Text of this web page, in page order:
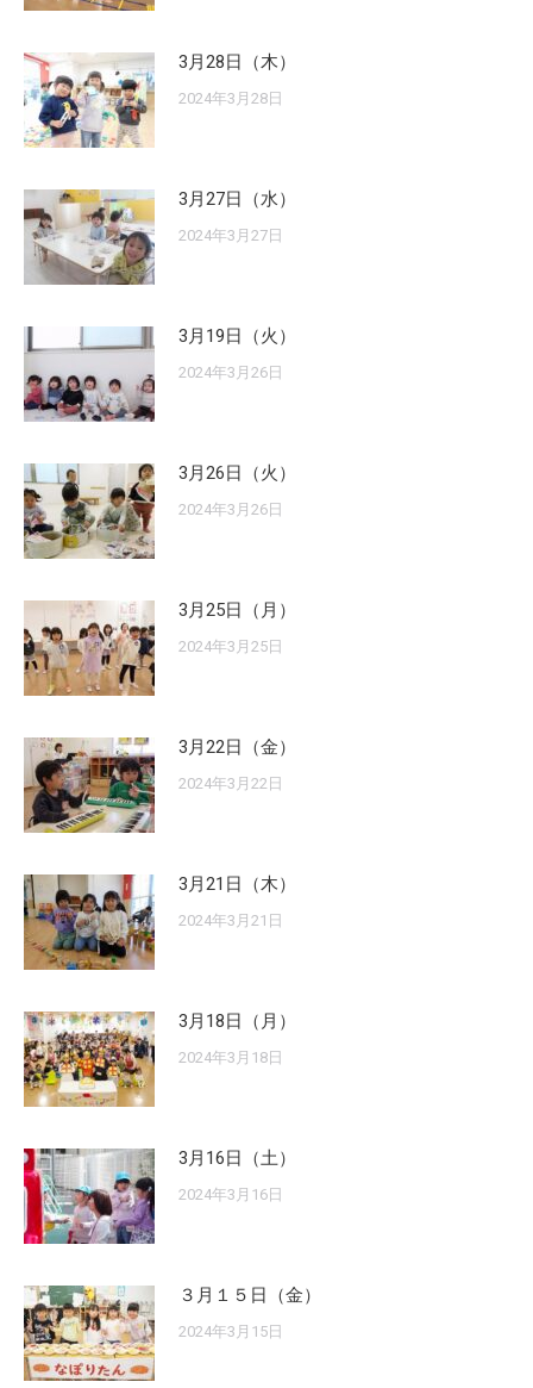
3月28日（木）
2024年3月28日
3月27日（水）
2024年3月27日
3月19日（火）
2024年3月26日
3月26日（火）
2024年3月26日
3月25日（月）
2024年3月25日
3月22日（金）
2024年3月22日
3月21日（木）
2024年3月21日
3月18日（月）
2024年3月18日
3月16日（土）
2024年3月16日
３月１５日（金）
2024年3月15日